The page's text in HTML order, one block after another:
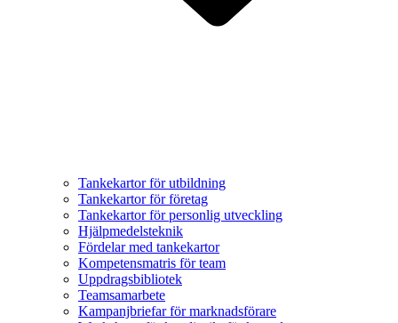
Tankekartor för utbildning
Tankekartor för företag
Tankekartor för personlig utveckling
Hjälpmedelsteknik
Fördelar med tankekartor
Kompetensmatris för team
Uppdragsbibliotek
Teamsamarbete
Kampanjbriefar för marknadsförare